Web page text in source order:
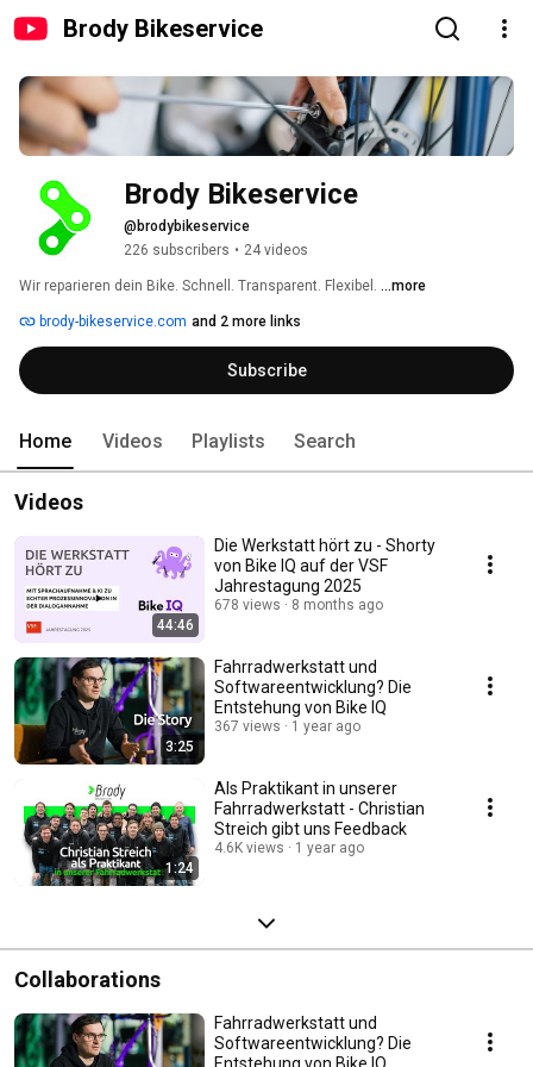
Brody Bikeservice
Brody Bikeservice
@brodybikeservice
226 subscribers • 24 videos
Wir reparieren dein Bike. Schnell. Transparent. Flexibel. ...more
brody-bikeservice.com and 2 more links
Subscribe
Home Videos Playlists Search
Videos
44:46
Die Werkstatt hört zu - Shorty
von Bike IQ auf der VSF
Jahrestagung 2025
678 views 8 months ago
3:25
Fahrradwerkstatt und
Softwareentwicklung? Die
Entstehung von Bike IQ
367 views 1 year ago
1:24
Als Praktikant in unserer
Fahrradwerkstatt - Christian
Streich gibt uns Feedback
4.6K views 1 year ago
Collaborations
Fahrradwerkstatt und
Softwareentwicklung? Die